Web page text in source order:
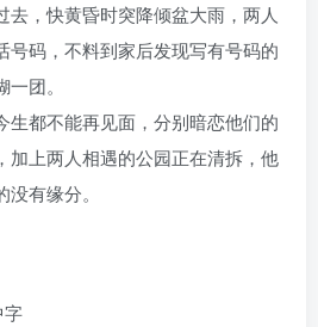
去，快黄昏时突降倾盆大雨，两人
号码，不料到家后发现写有号码的
团。
生都不能再见面，分别暗恋他们的
加上两人相遇的公园正在清拆，他
有缘分。